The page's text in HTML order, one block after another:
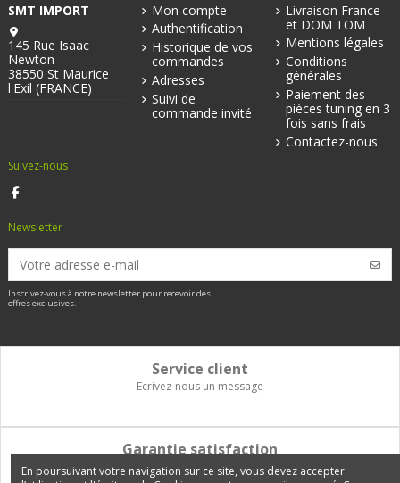
SMT IMPORT
145 Rue Isaac
Newton
38550 St Maurice
l'Exil (FRANCE)
Mon compte
Authentification
Historique de vos
commandes
Adresses
Suivi de
commande invité
Livraison France
et DOM TOM
Mentions légales
Conditions
générales
Paiement des
pièces tuning en 3
fois sans frais
Contactez-nous
Suivez-nous
Newsletter
Inscrivez-vous à notre newsletter pour recevoir des
offres exclusives.
Service client
Ecrivez-nous un message
Garantie satisfaction
Vous disposez de 14 jours pour changer d'avis et être remboursé
En poursuivant votre navigation sur ce site, vous devez accepter